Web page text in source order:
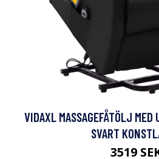
VIDAXL MASSAGEFÅTÖLJ
SVART
3519